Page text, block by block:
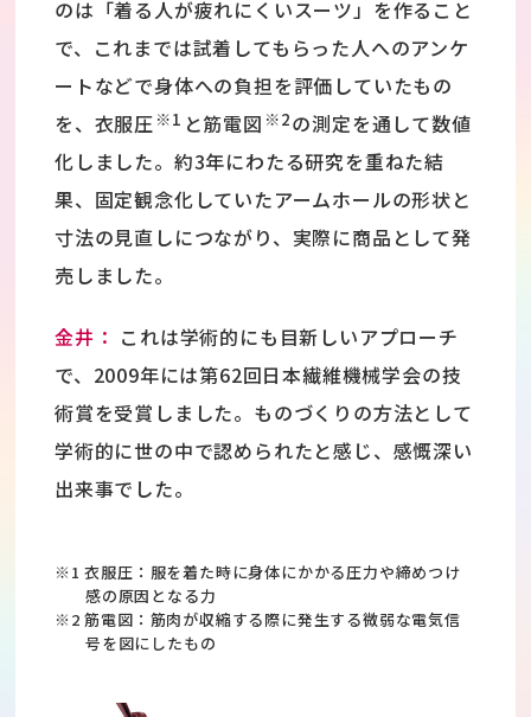
のは「着る人が疲れにくいスーツ」を作ること
で、これまでは試着してもらった人へのアンケ
ートなどで身体への負担を評価していたもの
を、衣服圧 ※1 と筋電図 ※2の測定を通して数値
化しました。約3年にわたる研究を重ねた結
果、固定観念化していたアームホールの形状と
寸法の見直しにつながり、実際に商品として発
売しました。
金井： これは学術的にも目新しいアプローチ
で、2009年には第62回日本繊維機械学会の技
術賞を受賞しました。ものづくりの方法として
学術的に世の中で認められたと感じ、感慨深い
出来事でした。
※1 衣服圧：服を着た時に身体にかかる圧力や締めつけ
感の原因となる力
※2 筋電図：筋肉が収縮する際に発生する微弱な電気信
号を図にしたもの